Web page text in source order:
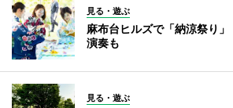
見る・遊ぶ
麻布台ヒルズで「納涼祭り
演奏も
見る・遊ぶ